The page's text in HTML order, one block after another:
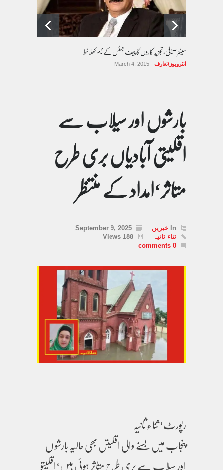
سینئر صحافی، تجزیہ کاروں کا چیف جسٹس کے نام کھلا خط
انٹرویوز/تعارف March 4, 2015
بارشوں اور سیلاب سے
اقلیتی آبادیاں بری طرح
متاثر‘امداد کے منتظر
In خبریں
September 9, 2025
ثناء ثانیہ
188 Views
0 comments
رپورٹ‘ ثناء ثانیہ
پنجاب میں بسنے والی اقلیتں بھی حالیہ بارشو ں